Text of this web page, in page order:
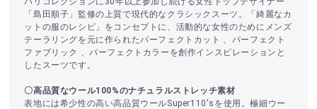
「島田順子」監修の上質で現代的なクラシックスーツ。「綺麗なカ
ットの服のレシピ」をコンセプトに、活動的な女性のためにメンズ
テーラリングを元に作られたパーフェクトカット 、パーフェクト
ファブリック 、パーフェクトカラーを創作インスピレーションと
したスーツです。
〇高品質なウール100%のナチュラルストレッチ素材
表地には希少性の高い高品質ウールSuper110′sを使用。極細ウー